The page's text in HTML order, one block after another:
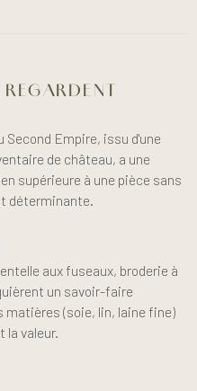
Second Empire, issu d'une
de château, a une
supérieure à une pièce sans
déterminante.
aux fuseaux, broderie à
un savoir-faire
matières (soie, lin, laine fine)
la valeur.